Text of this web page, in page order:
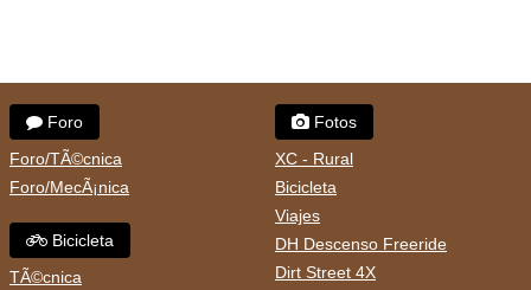
Foro
Foro/TÃ©cnica
Foro/MecÃ¡nica
Bicicleta
TÃ©cnica
Fotos
XC - Rural
Bicicleta
Viajes
DH Descenso Freeride
Dirt Street 4X